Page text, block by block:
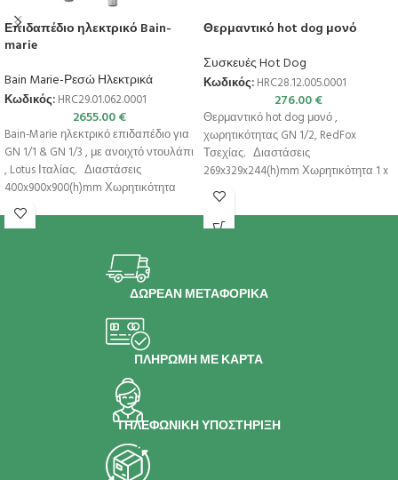
Επιδαπέδιο ηλεκτρικό Bain-
marie
Bain Marie-Ρεσώ Ηλεκτρικά
Κωδικός: HRC29.01.062.0001
2655.00€
Bain-Marie ηλεκτρικό επιδαπέδιο για
GN 1/1 & GN 1/3 , με ανοιχτό ντουλάπι
, Lotus Ιταλίας. Διαστάσεις
400x900x900(h)mm Χωρητικότητα
Θερμαντικό hot dog μονό
Συσκευές Hot Dog
Κωδικός: HRC28.12.005.0001
276.00€
Θερμαντικό hot dog μονό ,
χωρητικότητας GN 1/2, RedFox
Τσεχίας. Διαστάσεις
269x329x244(h)mm Χωρητικότητα 1 x
GN 1/2 (h: 150mm)
ΔΩΡΕΑΝ ΜΕΤΑΦΟΡΙΚΑ
ΠΛΗΡΩΜΗ ΜΕ ΚΑΡΤΑ
ΤΗΛΕΦΩΝΙΚΗ ΥΠΟΣΤΗΡΙΞΗ